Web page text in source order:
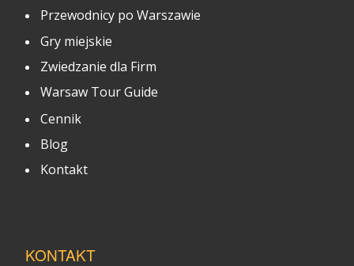
Przewodnicy po Warszawie
Gry miejskie
Zwiedzanie dla Firm
Warsaw Tour Guide
Cennik
Blog
Kontakt
KONTAKT